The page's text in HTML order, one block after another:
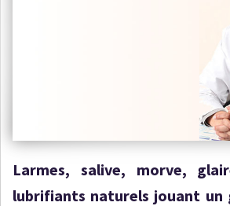
Larmes, salive, morve,
lubrifiants naturels jouant un